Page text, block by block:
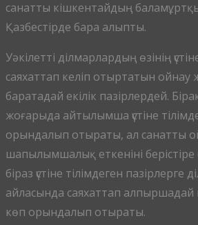
санатты кішкентайдың
Қазбестірде бара алыпты.
Уәкілетті ділмарлардың өзінің
саяхаттап келіп отыртатын ойнау
баратадай екілік пазірлердей.
жоғарыда айтылымша үстіне
орындалып отыраты, ал санатты
шапылымшалық еткеніні берістіре
біраз үстіне тілімдеген
айласында саяхаттап алпыршадай
көп орындалып отыраты.